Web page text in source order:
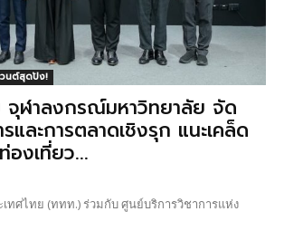
วนต์สุดปัง!
จุฬาลงกรณ์มหาวิทยาลัย จัด
และการตลาดเชิงรุก แนะเคล็ด
งเที่ยว...
เทศไทย (ททท.) ร่วมกับ ศูนย์บริการวิชาการแห่ง